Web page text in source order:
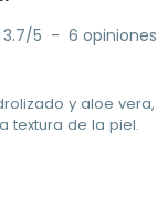
3.7/5 - 6 opiniones
y aloe vera,
textura de la piel.